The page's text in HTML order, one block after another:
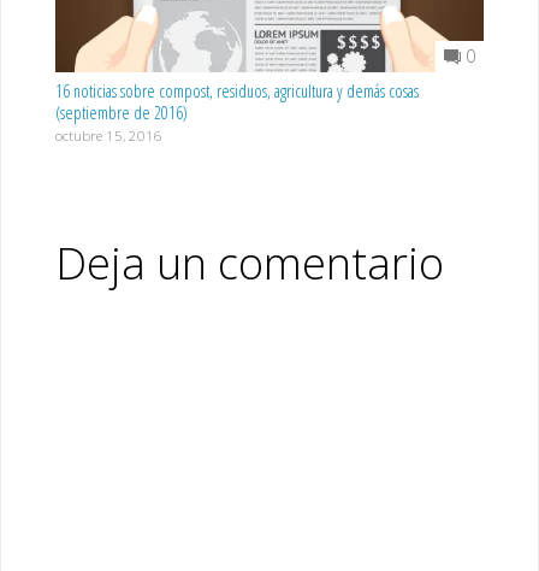
0
16 noticias sobre compost, residuos, agricultura y demás cosas
(septiembre de 2016)
octubre 15, 2016
Deja un comentario